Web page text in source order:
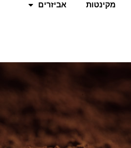
מקינטות אביזרים